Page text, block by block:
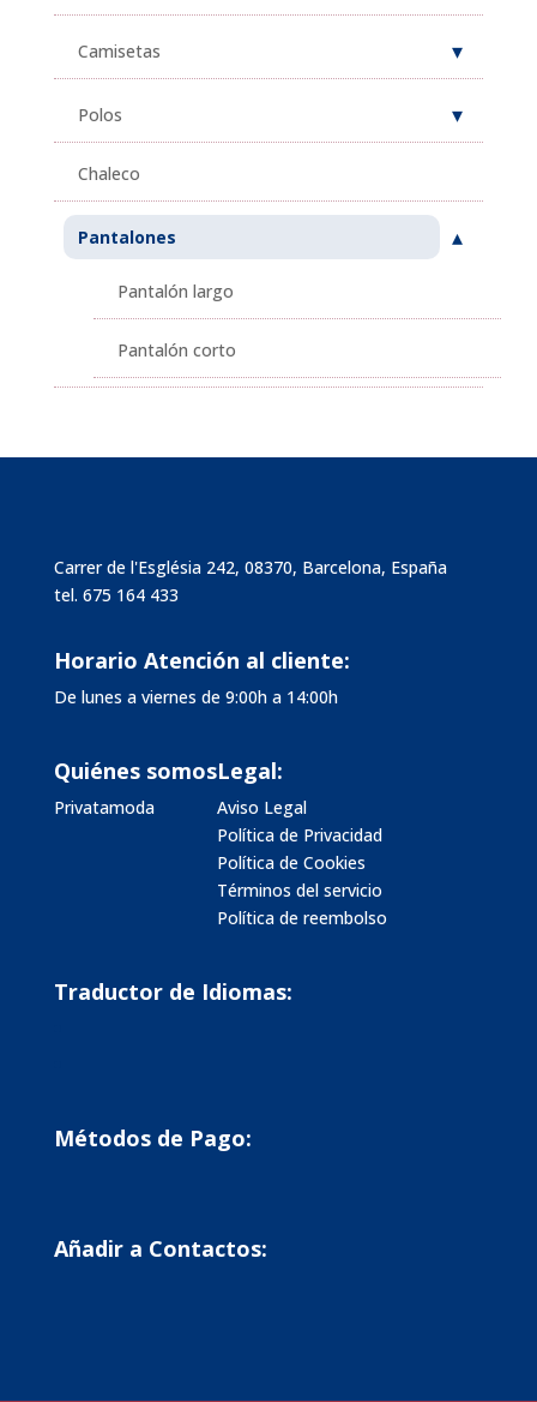
Camisetas
Polos
Chaleco
Pantalones
Pantalón largo
Pantalón corto
Carrer de l'Església 242, 08370, Barcelona, España
tel. 675 164 433
Horario Atención al cliente:
De lunes a viernes de 9:00h a 14:00h
Quiénes somos
Privatamoda
Legal:
Aviso Legal
Política de Privacidad
Política de Cookies
Términos del servicio
Política de reembolso
Traductor de Idiomas:
Métodos de Pago:
Añadir a Contactos: